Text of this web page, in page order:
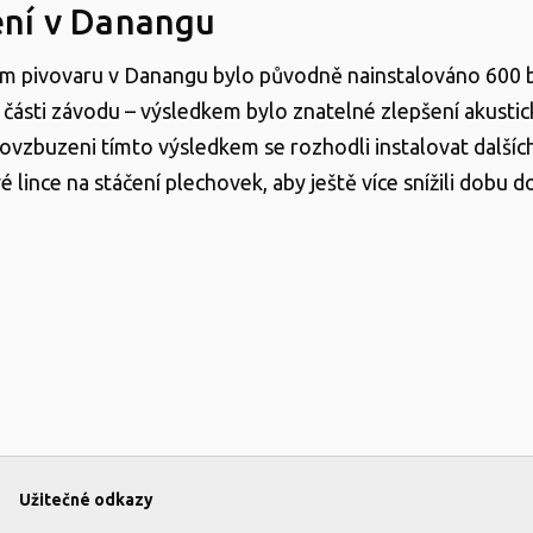
v Danangu
pivovaru v Danangu bylo původně nainstalováno 600
závodu – výsledkem bylo znatelné zlepšení
tímto výsledkem se rozhodli instalovat
lince na stáčení plechovek, aby ještě více snížili dobu
Užitečné odkazy